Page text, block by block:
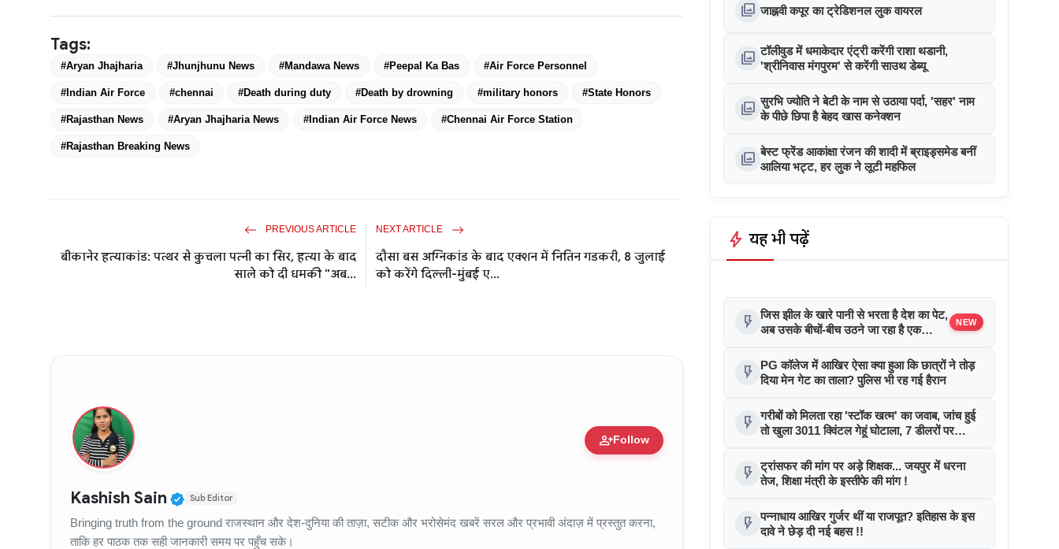
Tags:
#Aryan Jhajharia #Jhunjhunu News #Mandawa News #Peepal Ka Bas #Air Force Personnel
#Indian Air Force #chennai #Death during duty #Death by drowning #military honors #State Honors
#Rajasthan News #Aryan Jhajharia News #Indian Air Force News #Chennai Air Force Station
#Rajasthan Breaking News
PREVIOUS ARTICLE
बीकानेर हत्याकांड: पत्थर से कुचला पत्नी का सिर, हत्या के बाद
साले को दी धमकी "अब...
NEXT ARTICLE
दौसा बस अग्निकांड के बाद एक्शन में नितिन गडकरी, 8 जुलाई
को करेंगे दिल्ली-मुंबई ए...
person_addFollow
Kashish Sain Verified Public Figure • 11 Jun, 2026
Sub Editor
Bringing truth from the ground राजस्थान और देश-दुनिया की ताज़ा, सटीक और भरोसेमंद खबरें सरल और प्रभावी अंदाज़ में प्रस्तुत करना,
ताकि हर पाठक तक सही जानकारी समय पर पहुँच सके।
photo_library जाह्नवी कपूर का ट्रेडिशनल लुक वायरल
photo_library टॉलीवुड में धमाकेदार एंट्री करेंगी राशा थडानी,
'श्रीनिवास मंगपुरम' से करेंगी साउथ डेब्यू
photo_library सुरभि ज्योति ने बेटी के नाम से उठाया पर्दा, 'सहर' नाम
के पीछे छिपा है बेहद खास कनेक्शन
photo_library बेस्ट फ्रेंड आकांक्षा रंजन की शादी में ब्राइड्समेड बनीं
आलिया भट्ट, हर लुक ने लूटी महफिल
bolt यह भी पढ़ें
flash_on जिस झील के खारे पानी से भरता है देश का पेट,
अब उसके बीचों-बीच उठने जा रहा है एक
NEW
flash_on
PG कॉलेज में आखिर ऐसा क्या हुआ कि छात्रों ने तोड़
दिया मेन गेट का ताला? पुलिस भी रह गई हैरान
flash_on गरीबों को मिलता रहा 'स्टॉक खत्म' का जवाब, जांच हुई
तो खुला 3011 क्विंटल गेहूं घोटाला, 7 डीलरों पर
flash_on ट्रांसफर की मांग पर अड़े शिक्षक... जयपुर में धरना
तेज, शिक्षा मंत्री के इस्तीफे की मांग !
flash_on पन्नाधाय आखिर गुर्जर थीं या राजपूत? इतिहास के इस
दावे ने छेड़ दी नई बहस !!